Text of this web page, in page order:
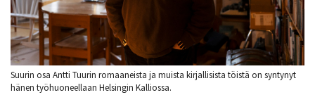
Suurin osa Antti Tuurin romaaneista ja muista kirjallisista töistä on syntynyt
hänen työhuoneellaan Helsingin Kalliossa.